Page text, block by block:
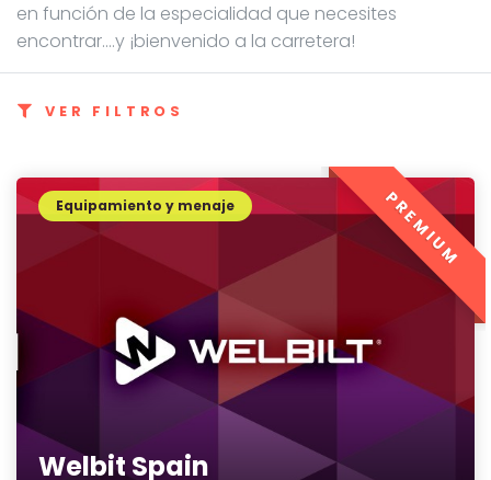
en función de la especialidad que necesites
encontrar....y ¡bienvenido a la carretera!
VER FILTROS
Welbit Spain
Equipamiento y menaje PREMIUM